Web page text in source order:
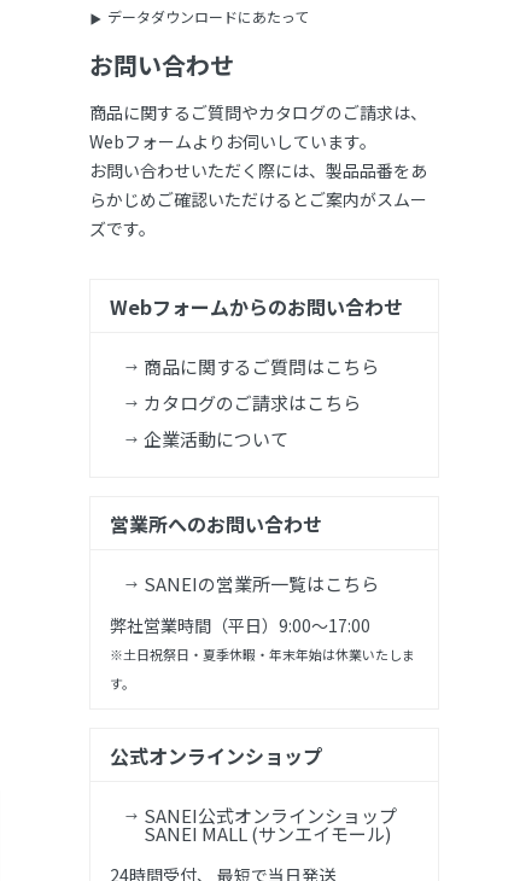
データダウンロードにあたって
お問い合わせ
商品に関するご質問やカタログのご請求は、
Webフォームよりお伺いしています。
お問い合わせいただく際には、製品品番をあ
らかじめご確認いただけるとご案内がスムー
ズです。
Webフォームからのお問い合わせ
商品に関するご質問はこちら
カタログのご請求はこちら
企業活動について
営業所へのお問い合わせ
SANEIの営業所一覧はこちら
弊社営業時間（平日）9:00～17:00
※土日祝祭日・夏季休暇・年末年始は休業いたしま
す。
公式オンラインショップ
SANEI公式オンラインショップ
SANEI MALL (サンエイモール)
24時間受付、 最短で当日発送